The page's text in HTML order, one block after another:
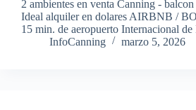
2 ambientes en venta Canning -
Ideal alquiler en dolares AIRBNB /
15 min. de aeropuerto Internacional de
InfoCanning
marzo 5, 2026